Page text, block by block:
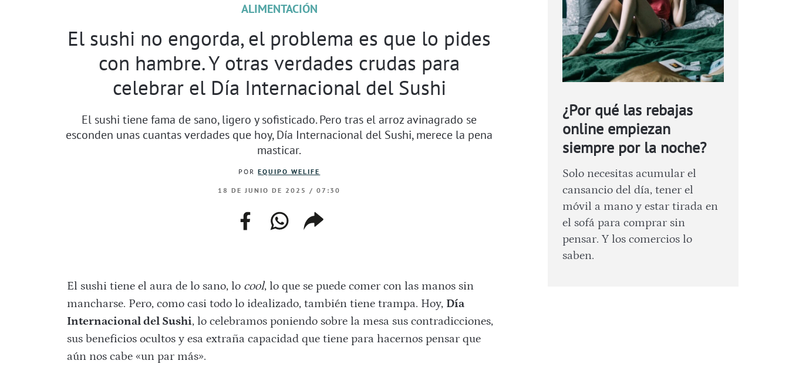
ALIMENTACIÓN
El sushi no engorda, el problema es que lo pides
con hambre. Y otras verdades crudas para
celebrar el Día Internacional del Sushi
El sushi tiene fama de sano, ligero y sofisticado. Pero tras el arroz avinagrado se
esconden unas cuantas verdades que hoy, Día Internacional del Sushi, merece la pena
masticar.
POREQUIPO WELIFE
18 DE JUNIO DE 2025 / 07:30
facebookwhatsapp
web
copiar
enlace
El sushi tiene el aura de lo sano, lo cool, lo que se puede comer con las manos sin
mancharse. Pero, como casi todo lo idealizado, también tiene trampa. Hoy, Día
Internacional del Sushi, lo celebramos poniendo sobre la mesa sus contradicciones,
sus beneficios ocultos y esa extraña capacidad que tiene para hacernos pensar que
aún nos cabe «un par más».
¿Por qué las rebajas
online empiezan
siempre por la noche?
Solo necesitas acumular el
cansancio del día, tener el
móvil a mano y estar tirada en
el sofá para comprar sin
pensar. Y los comercios lo
saben.